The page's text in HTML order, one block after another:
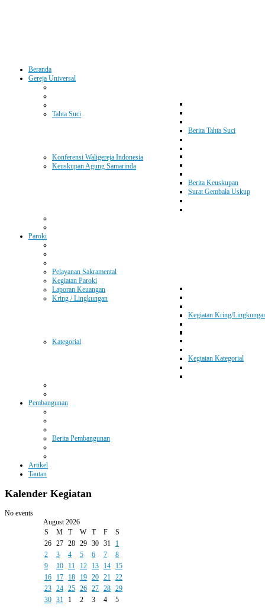
Beranda
Gereja Universal
Tahta Suci
Berita Tahta Suci
Konferensi Waligereja Indonesia
Keuskupan Agung Samarinda
Berita Keuskupan
Surat Gembala Uskup
Paroki
Pelayanan Sakramental
Kegiatan Paroki
Laporan Keuangan
Kring / Lingkungan
Kegiatan Kring/
Kategorial
Kegiatan Kategorial
Pembangunan
Berita Pembangunan
Artikel
Tautan
Kalender Kegiatan
No events
August 2026
S
M T W T F
S
26 27 28 29 30 31
1
2
3 4 5 6 7
8
9
10 11 12 13 14
15
16
17 18 19 20 21 22
23 24 25 26 27 28 29
30 31 1 2 3 4 5